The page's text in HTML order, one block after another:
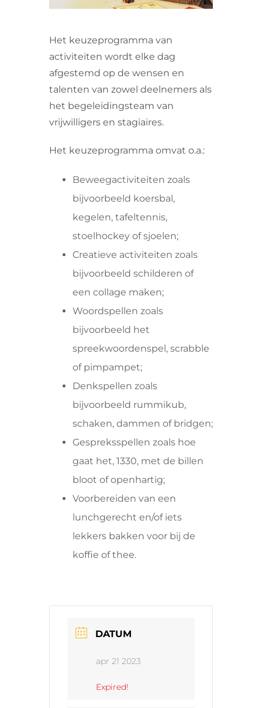
Het keuzeprogramma van
activiteiten wordt elke dag
afgestemd op de wensen en
talenten van zowel deelnemers als
het begeleidingsteam van
vrijwilligers en stagiaires.
Het keuzeprogramma omvat o.a.:
Beweegactiviteiten zoals
bijvoorbeeld koersbal,
kegelen, tafeltennis,
stoelhockey of sjoelen;
Creatieve activiteiten zoals
bijvoorbeeld schilderen of
een collage maken;
Woordspellen zoals
bijvoorbeeld het
spreekwoordenspel, scrabble
of pimpampet;
Denkspellen zoals
bijvoorbeeld rummikub,
schaken, dammen of bridgen;
Gespreksspellen zoals hoe
gaat het, 1330, met de billen
bloot of openhartig;
Voorbereiden van een
lunchgerecht en/of iets
lekkers bakken voor bij de
koffie of thee.
DATUM
apr 21 2023
Expired!